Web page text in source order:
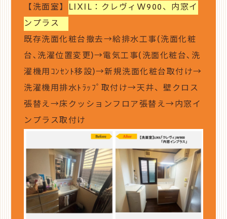
【洗面室】 LIXIL：クレヴィW900、内窓イ
ンプラス
既存洗面化粧台撤去→給排水工事(洗面化粧
台､洗濯位置変更)→電気工事(洗面化粧台､洗
濯機用ｺﾝｾﾝﾄ移設)→新規洗面化粧台取付け→
洗濯機用排水ﾄﾗｯﾌﾟ取付け→天井、壁クロス
張替え→床クッションフロア張替え→内窓イ
ンプラス取付け